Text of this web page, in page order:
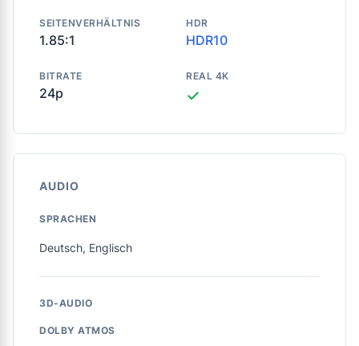
SEITENVERHÄLTNIS
1.85:1
HDR
HDR10
BITRATE
24p
REAL 4K
✓
AUDIO
SPRACHEN
Deutsch, Englisch
3D-AUDIO
DOLBY ATMOS